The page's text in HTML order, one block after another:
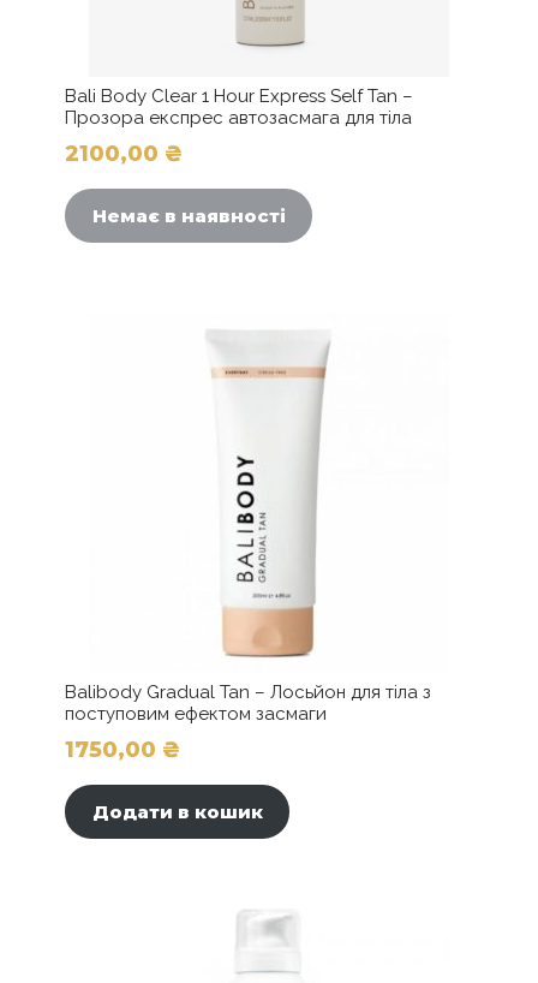
Bali Body Clear 1 Hour Express Self Tan –
Прозора експрес автозасмага для тіла
2100,00 ₴
Немає в наявності
Balibody Gradual Tan – Лосьйон для тіла з
поступовим ефектом засмаги
1750,00 ₴
Додати в кошик